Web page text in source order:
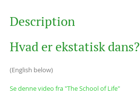
Description
Hvad er ekstatisk dans?
(English below)
Se denne video fra "The School of Life"